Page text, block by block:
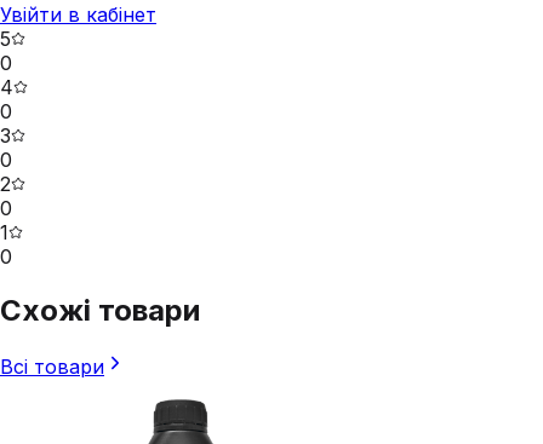
Увійти в кабінет
5
0
4
0
3
0
2
0
1
0
Схожі товари
Всі товари